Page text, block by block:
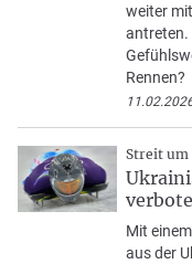
weiter
antreten.
Rennen?
Streit um
Mit
aus der